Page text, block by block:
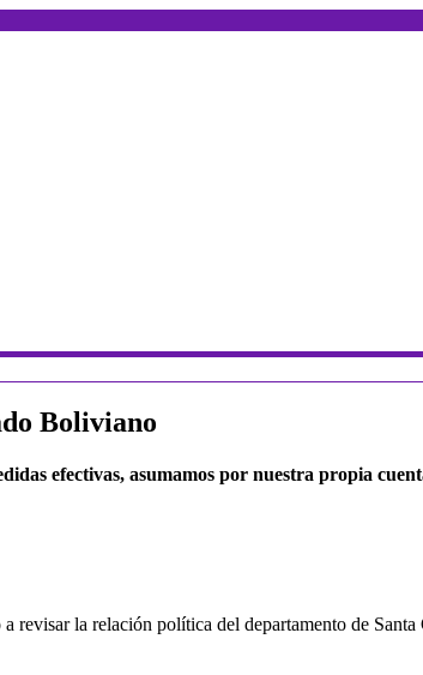
Boliviano
efectivas, asumamos por nuestra propia
la relación política del departamento de